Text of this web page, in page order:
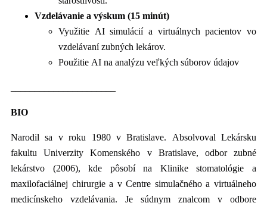
Vzdelávanie a výskum (15 minút)
Využitie AI simulácií a virtuálnych pacientov vo
vzdelávaní zubných lekárov.
Použitie AI na analýzu veľkých súborov údajov
BIO
Narodil sa v roku 1980 v Bratislave. Absolvoval Lekársku
fakultu Univerzity Komenského v Bratislave, odbor zubné
lekárstvo (2006), kde pôsobí na Klinike stomatológie a
maxilofaciálnej chirurgie a v Centre simulačného a virtuálneho
medicínskeho vzdelávania. Je súdnym znalcom v odbore